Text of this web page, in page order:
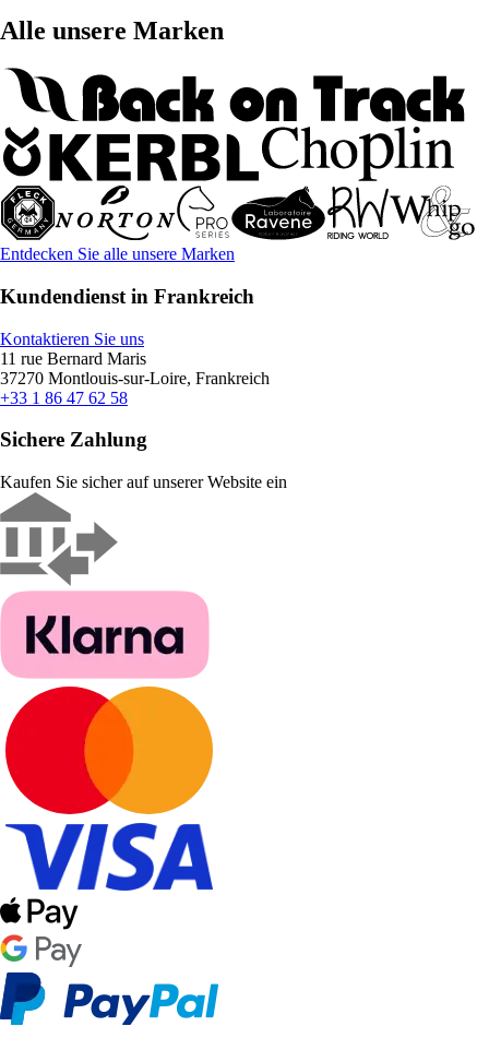
Alle unsere Marken
Entdecken Sie alle unsere Marken
Kundendienst in Frankreich
Kontaktieren Sie uns
11 rue Bernard Maris
37270 Montlouis-sur-Loire, Frankreich
+33 1 86 47 62 58
Sichere Zahlung
Kaufen Sie sicher auf unserer Website ein